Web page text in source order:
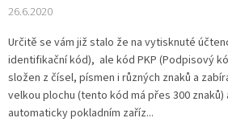
26.6.2020
Určitě se vám již stalo že na vytisknuté
identifikační kód), ale kód PKP (Podpisový
složen z čísel, písmen i různých znaků a
velkou plochu (tento kód má přes 300 znaků)
automaticky pokladním zaříz...